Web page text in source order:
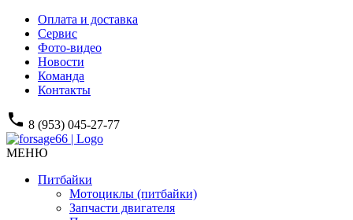
Оплата и доставка
Сервис
Фото-видео
Новости
Команда
Контакты
phone 8 (953) 045-27-77
МЕНЮ
Питбайки
Мотоциклы (питбайки)
Запчасти двигателя